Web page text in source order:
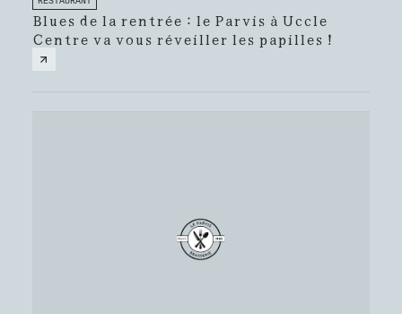
Blues de la rentrée : le Parvis à Uccle
Centre va vous réveiller les papilles !